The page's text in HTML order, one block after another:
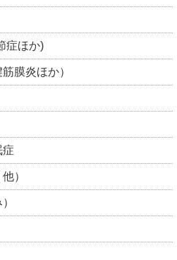
症ほか)
膜炎ほか）
症
）